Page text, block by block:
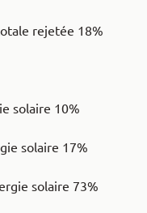
rejetée 18%
solaire 10%
solaire 17%
solaire 73%